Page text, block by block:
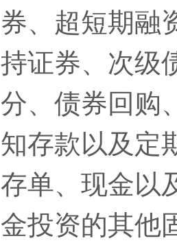
券、超短期融
持证券、次级
分、债券回购
知存款以及定
存单、现金以
金投资的其他